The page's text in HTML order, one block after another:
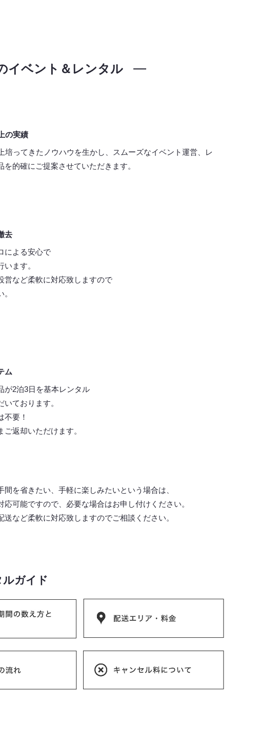
イベント＆レンタル
の実績
培ってきたノウハウを生かし、スムーズなイベント運営、レ
を的確にご提案させていただきます。
去
による安心で
ます。
営など柔軟に対応致しますので
ム
が2泊3日を基本レンタル
いております。
不要！
ご返却いただけます。
間を省きたい、手軽に楽しみたいという場合は、
応可能ですので、必要な場合はお申し付けください。
送など柔軟に対応致しますのでご相談ください。
ルガイド